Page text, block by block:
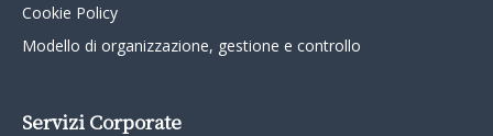
Cookie Policy
Modello di organizzazione, gestione e controllo
Servizi Corporate